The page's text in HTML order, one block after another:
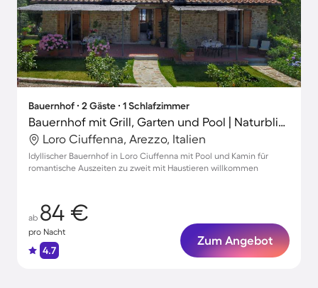
Bauernhof ∙ 2 Gäste ∙ 1 Schlafzimmer
Bauernhof mit Grill, Garten und Pool | Naturblick
Loro Ciuffenna, Arezzo, Italien
Idyllischer Bauernhof in Loro Ciuffenna mit Pool und Kamin für
romantische Auszeiten zu zweit mit Haustieren willkommen
ab 84 €
pro Nacht
4.7
Zum Angebot